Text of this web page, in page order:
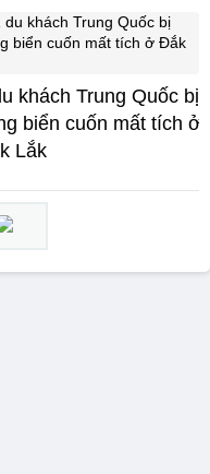
khách Trung Quốc bị
biển cuốn mất tích ở
Lắk